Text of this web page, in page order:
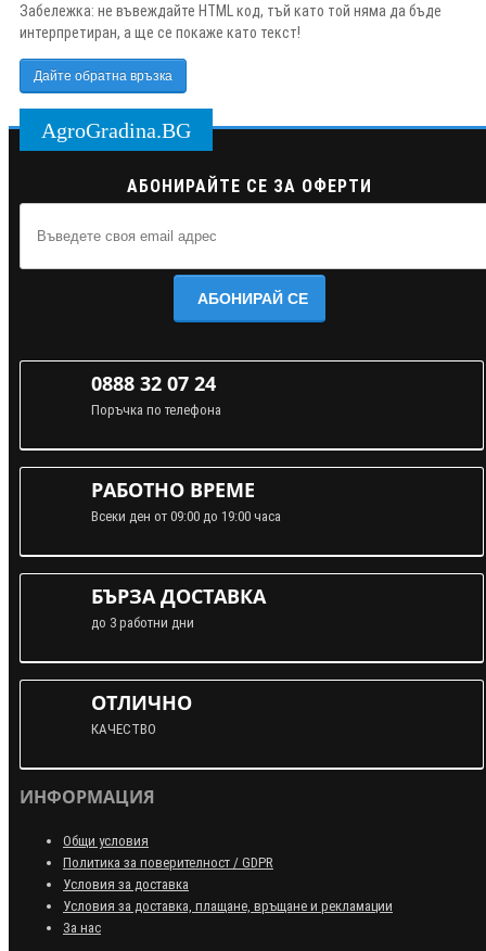
Забележка: не въвеждайте HTML код, тъй като той няма да бъде
интерпретиран, а ще се покаже като текст!
Дайте обратна връзка
AgroGradina.BG
АБОНИРАЙТЕ СЕ ЗА ОФЕРТИ
АБОНИРАЙ СЕ
0888 32 07 24
Поръчка по телефона
РАБОТНО ВРЕМЕ
Всеки ден от 09:00 до 19:00 часа
БЪРЗА ДОСТАВКА
до 3 работни дни
ОТЛИЧНО
КАЧЕСТВО
ИНФОРМАЦИЯ
Общи условия
Политика за поверителност / GDPR
Условия за доставка
Условия за доставка, плащане, връщане и рекламации
За нас